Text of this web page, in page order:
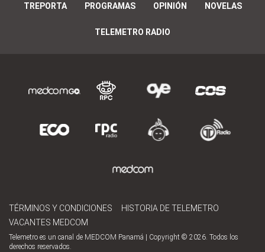
TREPORTA PROGRAMAS OPINIÓN NOVELAS
TELEMETRO RADIO
TÉRMINOS Y CONDICIONES
HISTORIA DE TELEMETRO
VACANTES MEDCOM
Telemetro es un canal de MEDCOM Panamá | Copyright © 2026. Todos los
derechos reservados.